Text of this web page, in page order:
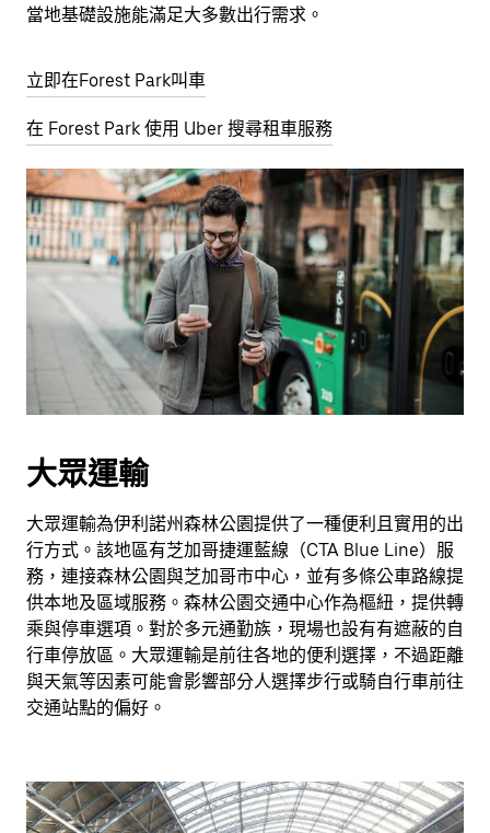
當地基礎設施能滿足大多數出行需求。
立即在Forest Park叫車
在 Forest Park 使用 Uber 搜尋租車服務
大眾運輸
大眾運輸為伊利諾州森林公園提供了一種便利且實用的出
行方式。該地區有芝加哥捷運藍線（CTA Blue Line）服
務，連接森林公園與芝加哥市中心，並有多條公車路線提
供本地及區域服務。森林公園交通中心作為樞紐，提供轉
乘與停車選項。對於多元通勤族，現場也設有有遮蔽的自
行車停放區。大眾運輸是前往各地的便利選擇，不過距離
與天氣等因素可能會影響部分人選擇步行或騎自行車前往
交通站點的偏好。